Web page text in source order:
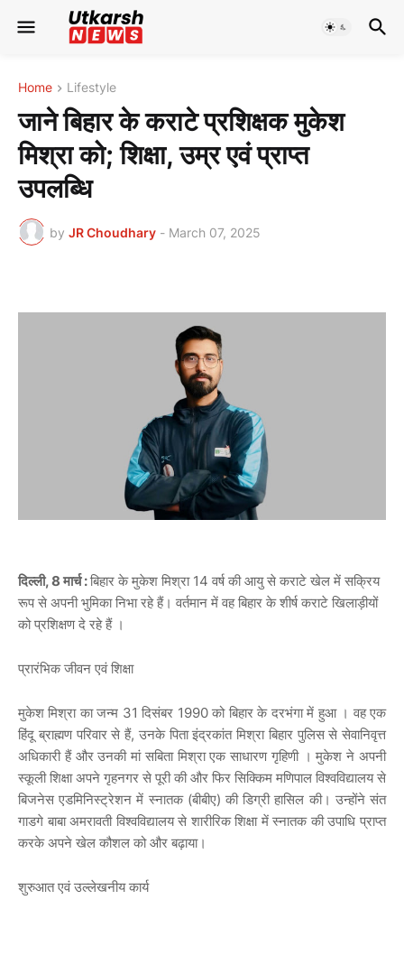
Home Lifestyle
जाने बिहार के कराटे प्रशिक्षक मुकेश
मिश्रा को; शिक्षा, उम्र एवं प्राप्त
उपलब्धि
by JR Choudhary - March 07, 2025
दिल्ली, 8 मार्च :बिहार के मुकेश मिश्रा14 वर्ष की आयु से कराटे खेल में सक्रिय
रूप से अपनी भुमिका निभा रहे हैं। वर्तमान में वह बिहार के शीर्ष कराटे खिलाड़ीयों
को प्रशिक्षण दे रहे हैं ।
प्रारंभिक जीवन एवं शिक्षा
मुकेश मिश्रा का जन्म 31 दिसंबर 1990 को बिहार के दरभंगा में हुआ । वह एक
हिंदू ब्राह्मण परिवार से हैं, उनके पिता इंद्रकांत मिश्रा बिहार पुलिस से सेवानिवृत्त
अधिकारी हैं और उनकी मां सबिता मिश्रा एक साधारण गृहिणी । मुकेश ने अपनी
स्कूली शिक्षा अपने गृहनगर से पूरी की और फिर सिक्किम मणिपाल विश्वविद्यालय से
बिजनेस एडमिनिस्ट्रेशन में स्नातक (बीबीए) की डिग्री हासिल की। उन्होंने संत
गाडगे बाबा अमरावती विश्वविद्यालय से शारीरिक शिक्षा में स्नातक की उपाधि प्राप्त
करके अपने खेल कौशल को और बढ़ाया।
शुरुआत एवं उल्लेखनीय कार्य